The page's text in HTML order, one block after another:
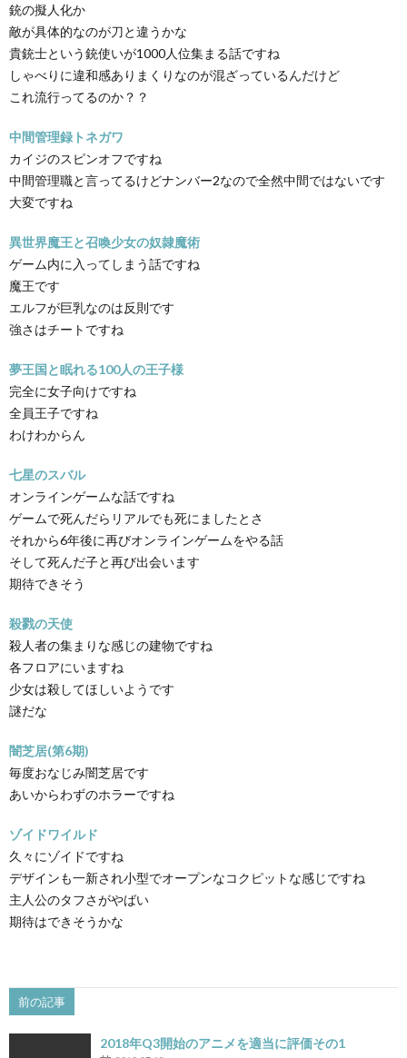
銃の擬人化か
敵が具体的なのが刀と違うかな
貴銃士という銃使いが1000人位集まる話ですね
しゃべりに違和感ありまくりなのが混ざっているんだけど
これ流行ってるのか？？
中間管理録トネガワ
カイジのスピンオフですね
中間管理職と言ってるけどナンバー2なので全然中間ではないです
大変ですね
異世界魔王と召喚少女の奴隷魔術
ゲーム内に入ってしまう話ですね
魔王です
エルフが巨乳なのは反則です
強さはチートですね
夢王国と眠れる100人の王子様
完全に女子向けですね
全員王子ですね
わけわからん
七星のスバル
オンラインゲームな話ですね
ゲームで死んだらリアルでも死にましたとさ
それから6年後に再びオンラインゲームをやる話
そして死んだ子と再び出会います
期待できそう
殺戮の天使
殺人者の集まりな感じの建物ですね
各フロアにいますね
少女は殺してほしいようです
謎だな
闇芝居(第6期)
毎度おなじみ闇芝居です
あいからわずのホラーですね
ゾイドワイルド
久々にゾイドですね
デザインも一新され小型でオープンなコクピットな感じですね
主人公のタフさがやばい
期待はできそうかな
前の記事
2018年Q3開始のアニメを適当に評価その1